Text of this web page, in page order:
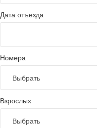
Дата отъезда
Номера
Взрослых